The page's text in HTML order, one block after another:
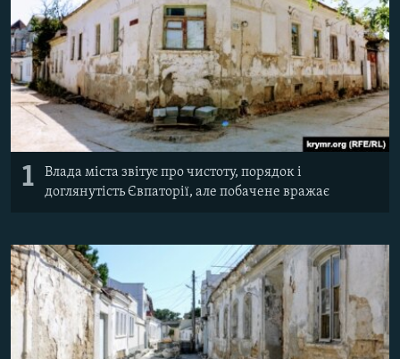
ВІДЕОУРОКИ «ELIFBE»
СВІДЧЕННЯ ОКУПАЦІЇ
УКРАЇНСЬКА ПРОБЛЕМА КРИМУ
ІНФОГРАФІКА
Русский
Qırımtatar
ДОЛУЧАЙСЯ!
Усі сайти RFE/RL
1
Влада міста звітує про чистоту, порядок і
доглянутість Євпаторії, але побачене вражає